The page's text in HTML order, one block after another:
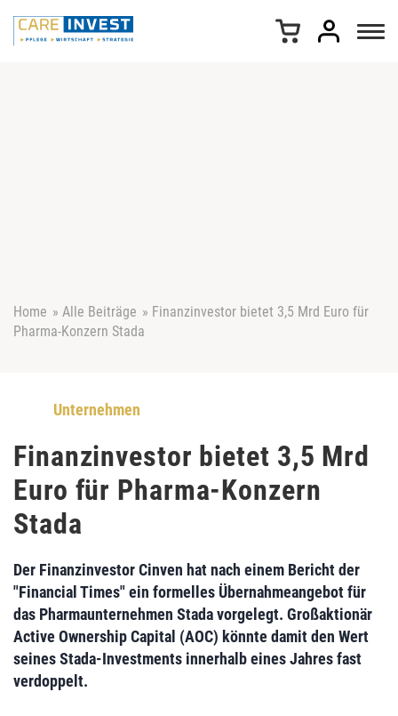
Home » Alle Beiträge » Finanzinvestor bietet 3,5 Mrd Euro für
Pharma-Konzern Stada
Unternehmen
Finanzinvestor bietet 3,5 Mrd
Euro für Pharma-Konzern
Stada
Der Finanzinvestor Cinven hat nach einem Bericht der
"Financial Times" ein formelles Übernahmeangebotfür
das Pharmaunternehmen Stadavorgelegt. Großaktionär
Active Ownership Capital (AOC) könnte damit den Wert
seines Stada-Investments innerhalb eines Jahresfast
verdoppelt.